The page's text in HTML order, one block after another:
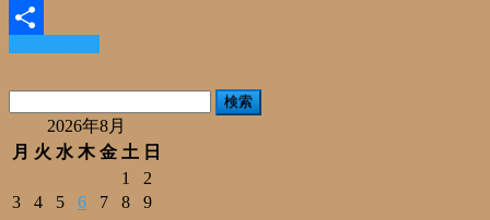
Email
共
有
2026年8月
月 火 水 木 金 土 日
1
2
3
4 5 6 7 8
9